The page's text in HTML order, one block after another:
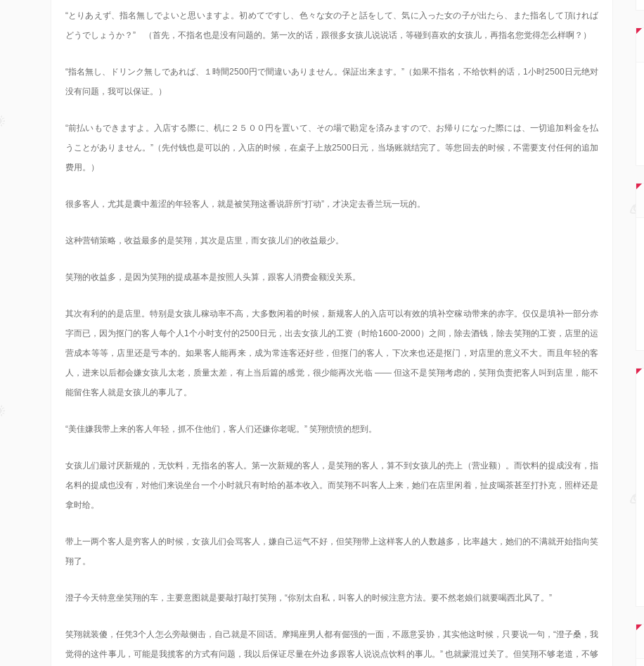
“とりあえず、指名無しでよいと思いますよ。初めてですし、色々な女の子と話をして、気に入った女の子が出たら、また指名して頂ければ
どうでしょうか？” （首先，不指名也是没有问题的。第一次的话，跟很多女孩儿说说话，等碰到喜欢的女孩儿，再指名您觉得怎么样啊？）
“指名無し、ドリンク無しであれば、１時間2500円で間違いありません。保証出来ます。”（如果不指名，不给饮料的话，1小时2500日元绝对
没有问题，我可以保证。）
“前払いもできますよ。入店する際に、机に２５００円を置いて、その場で勘定を済みますので、お帰りになった際には、一切追加料金を払
うことがありません。”（先付钱也是可以的，入店的时候，在桌子上放2500日元，当场账就结完了。等您回去的时候，不需要支付任何的追加
费用。）
很多客人，尤其是囊中羞涩的年轻客人，就是被笑翔这番说辞所“打动”，才决定去香兰玩一玩的。
这种营销策略，收益最多的是笑翔，其次是店里，而女孩儿们的收益最少。
笑翔的收益多，是因为笑翔的提成基本是按照人头算，跟客人消费金额没关系。
其次有利的的是店里。特别是女孩儿稼动率不高，大多数闲着的时候，新规客人的入店可以有效的填补空稼动带来的赤字。仅仅是填补一部分赤
字而已，因为抠门的客人每个人1个小时支付的2500日元，出去女孩儿的工资（时给1600-2000）之间，除去酒钱，除去笑翔的工资，店里的运
营成本等等，店里还是亏本的。如果客人能再来，成为常连客还好些，但抠门的客人，下次来也还是抠门，对店里的意义不大。而且年轻的客
人，进来以后都会嫌女孩儿太老，质量太差，有上当后篇的感觉，很少能再次光临 —— 但这不是笑翔考虑的，笑翔负责把客人叫到店里，能不
能留住客人就是女孩儿的事儿了。
“美佳嫌我带上来的客人年轻，抓不住他们，客人们还嫌你老呢。” 笑翔愤愤的想到。
女孩儿们最讨厌新规的，无饮料，无指名的客人。第一次新规的客人，是笑翔的客人，算不到女孩儿的売上（营业额）。而饮料的提成没有，指
名料的提成也没有，对他们来说坐台一个小时就只有时给的基本收入。而笑翔不叫客人上来，她们在店里闲着，扯皮喝茶甚至打扑克，照样还是
拿时给。
带上一两个客人是穷客人的时候，女孩儿们会骂客人，嫌自己运气不好，但笑翔带上这样客人的人数越多，比率越大，她们的不满就开始指向笑
翔了。
澄子今天特意坐笑翔的车，主要意图就是要敲打敲打笑翔，“你别太自私，叫客人的时候注意方法。要不然老娘们就要喝西北风了。”
笑翔就装傻，任凭3个人怎么旁敲侧击，自己就是不回话。摩羯座男人都有倔强的一面，不愿意妥协，其实他这时候，只要说一句，“澄子桑，我
觉得的这件事儿，可能是我揽客的方式有问题，我以后保证尽量在外边多跟客人说说点饮料的事儿。” 也就蒙混过关了。但笑翔不够老道，不够